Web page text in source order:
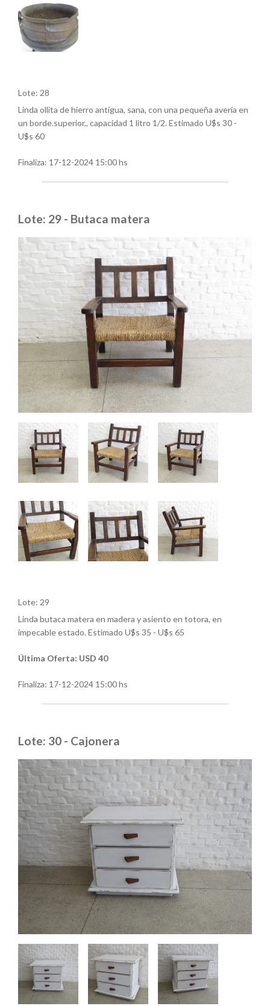
Lote: 28
Linda ollita de hierro antigua, sana, con una pequeña avería en
un borde.superior., capacidad 1 litro 1/2. Estimado U$s 30 -
U$s 60
Finaliza: 17-12-2024 15:00 hs
Lote: 29 - Butaca matera
Lote: 29
Linda butaca matera en madera y asiento en totora, en
impecable estado. Estimado U$s 35 - U$s 65
Última Oferta: USD 40
Finaliza: 17-12-2024 15:00 hs
Lote: 30 - Cajonera